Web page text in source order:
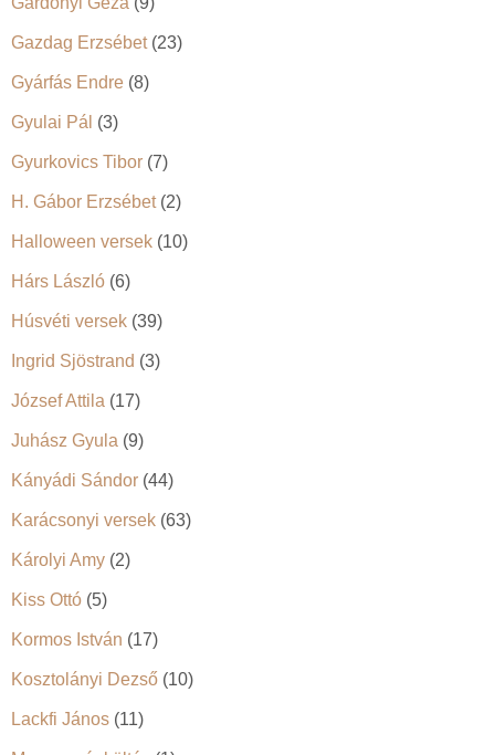
Gazdag Erzsébet(23)
Gyárfás Endre (8)
Gyulai Pál (3)
Gyurkovics Tibor (7)
H. Gábor Erzsébet(2)
Halloween versek (10)
Hárs László (6)
Húsvéti versek (39)
Ingrid Sjöstrand (3)
József Attila (17)
Juhász Gyula (9)
Kányádi Sándor (44)
Karácsonyi versek (63)
Károlyi Amy (2)
Kiss Ottó (5)
Kormos István (17)
Kosztolányi Dezső (10)
Lackfi János (11)